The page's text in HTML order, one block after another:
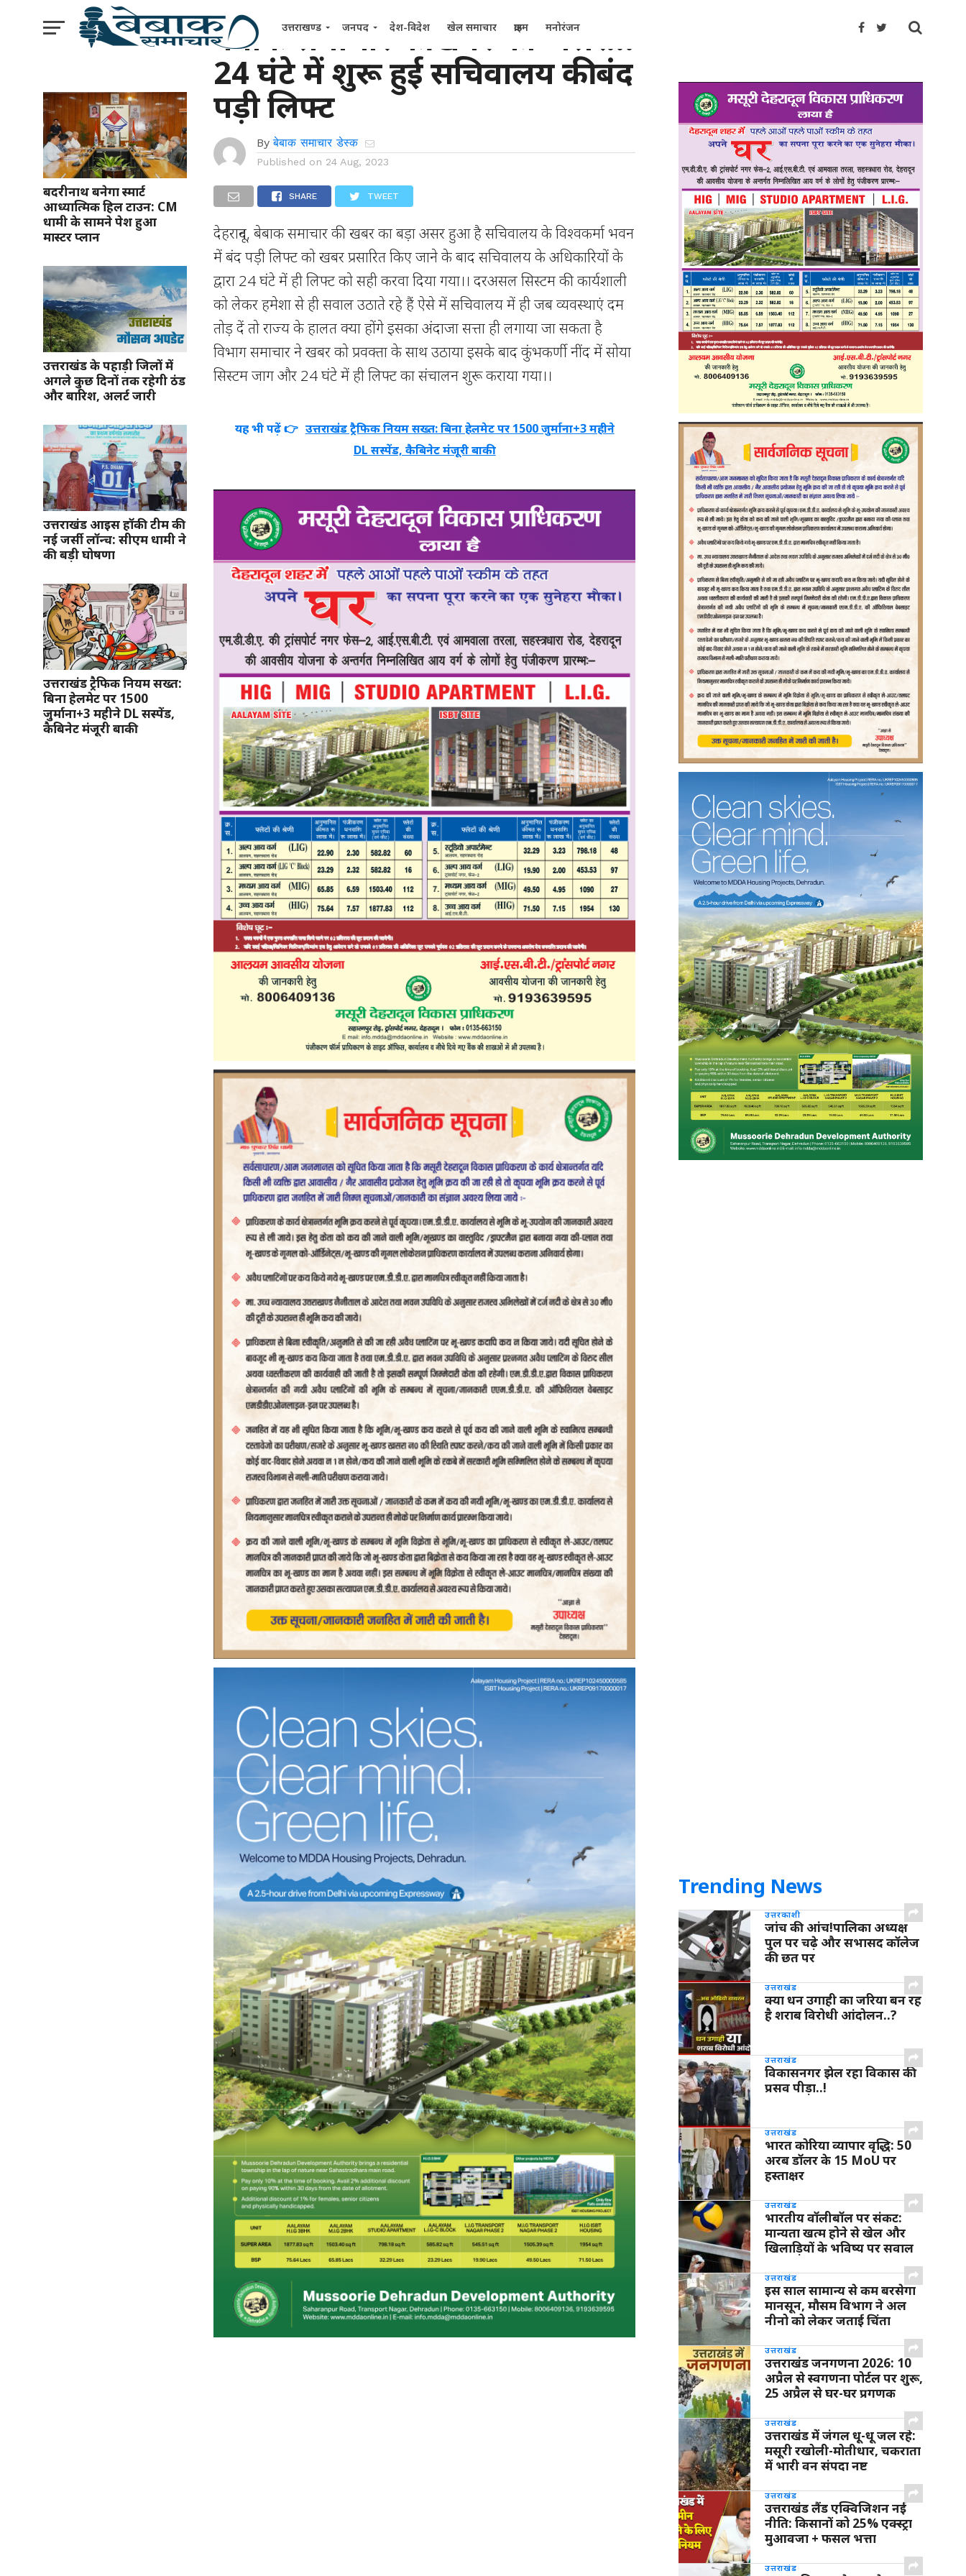
उत्तराखण्ड जनपद देश-विदेश खेल समाचार क्राइम मनोरंजन
बदरीनाथ बनेगा स्मार्ट
आध्यात्मिक हिल टाउन: CM
धामी के सामने पेश हुआ
मास्टर प्लान
उत्तराखंड के पहाड़ी जिलों में
अगले कुछ दिनों तक रहेगी ठंड
और बारिश, अलर्ट जारी
उत्तराखंड आइस हॉकी टीम की
नई जर्सी लॉन्च: सीएम धामी ने
की बड़ी घोषणा
उत्तराखंड ट्रैफिक नियम सख्त:
बिना हेलमेट पर 1500
जुर्माना+3 महीने DL सस्पेंड,
कैबिनेट मंजूरी बाकी
बेबाक समाचार की खबर का असर…
24 घंटे में शुरू हुई सचिवालय की बंद
पड़ी लिफ्ट
By बेबाक समाचार डेस्क
Published on 24 Aug, 2023
SHARE TWEET
देहरादून, बेबाक समाचार की खबर का बड़ा असर हुआ है सचिवालय के विश्वकर्मा भवन
में बंद पड़ी लिफ्ट को खबर प्रसारित किए जाने के बाद सचिवालय के अधिकारियों के
द्वारा 24 घंटे में ही लिफ्ट को सही करवा दिया गया।। दरअसल सिस्टम की कार्यशाली
को लेकर हमेशा से ही सवाल उठाते रहे हैं ऐसे में सचिवालय में ही जब व्यवस्थाएं दम
तोड़ दें तो राज्य के हालत क्या होंगे इसका अंदाजा सत्ता ही लगाया जा सकता है
विभाग समाचार ने खबर को प्रवक्ता के साथ उठाया इसके बाद कुंभकर्णी नींद में सोया
सिस्टम जाग और 24 घंटे में ही लिफ्ट का संचालन शुरू कराया गया।।
यह भी पढ़ें 👉 उत्तराखंड ट्रैफिक नियम सख्त: बिना हेलमेट पर 1500 जुर्माना+3 महीने
DL सस्पेंड, कैबिनेट मंजूरी बाकी
Trending News
उत्तरकाशी
जांच की आंच!पालिका अध्यक्ष
पुल पर चढ़े और सभासद कॉलेज
की छत पर
उत्तराखंड
क्या धन उगाही का जरिया बन रह
है शराब विरोधी आंदोलन..?
उत्तराखंड
विकासनगर झेल रहा विकास की
प्रसव पीड़ा..!
उत्तराखंड
भारत कोरिया व्यापार वृद्धि: 50
अरब डॉलर के 15 MoU पर
हस्ताक्षर
उत्तराखंड
भारतीय वॉलीबॉल पर संकट:
मान्यता खत्म होने से खेल और
खिलाड़ियों के भविष्य पर सवाल
उत्तराखंड
इस साल सामान्य से कम बरसेगा
मानसून, मौसम विभाग ने अल
नीनो को लेकर जताई चिंता
उत्तराखंड
उत्तराखंड जनगणना 2026: 10
अप्रैल से स्वगणना पोर्टल पर शुरू,
25 अप्रैल से घर-घर प्रगणक
उत्तराखंड
उत्तराखंड में जंगल धू-धू जल रहे:
मसूरी रखोली-मोतीधार, चकराता
में भारी वन संपदा नष्ट
उत्तराखंड
उत्तराखंड लैंड एक्विजिशन नई
नीति: किसानों को 25% एक्स्ट्रा
मुआवजा + फसल भत्ता
उत्तराखंड